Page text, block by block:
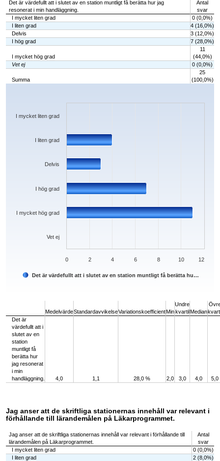
Det är värdefullt att i slutet av en station muntligt få berätta hur jag
resonerat i min handläggning.
Antal
svar
I mycket liten grad
0 (0,0%)
I liten grad
4 (16,0%)
Delvis
3 (12,0%)
I hög grad
7 (28,0%)
I mycket hög grad
11
(44,0%)
Vet ej
0 (0,0%)
Summa
25
(100,0%)
Chart
The chart has 1 X axis displaying categories.
Det är värdefullt att i slutet av en station muntligt få berätta hu…
Vet ej
I mycket hög grad
I hög grad
Delvis
I liten grad
I mycket liten grad
0 2 4 6 8 10 12
MedelvärdeStandardavvikelseVariationskoefficientMin
Undre
kvartilMedian
Det är
värdefullt att i
slutet av en
station
muntligt få
berätta hur
jag resonerat
i min
handläggning.
4,0 1,1 28,0 % 2,0 3,0 4,0 5,0
Jag anser att de skriftliga stationernas innehåll var relevant i
förhållande till lärandemålen på Läkarprogrammet.
Jag anser att de skriftliga stationernas innehåll var relevant i förhållande till
lärandemålen på Läkarprogrammet.
Antal
svar
I mycket liten grad
0 (0,0%)
I liten grad
2 (8,0%)